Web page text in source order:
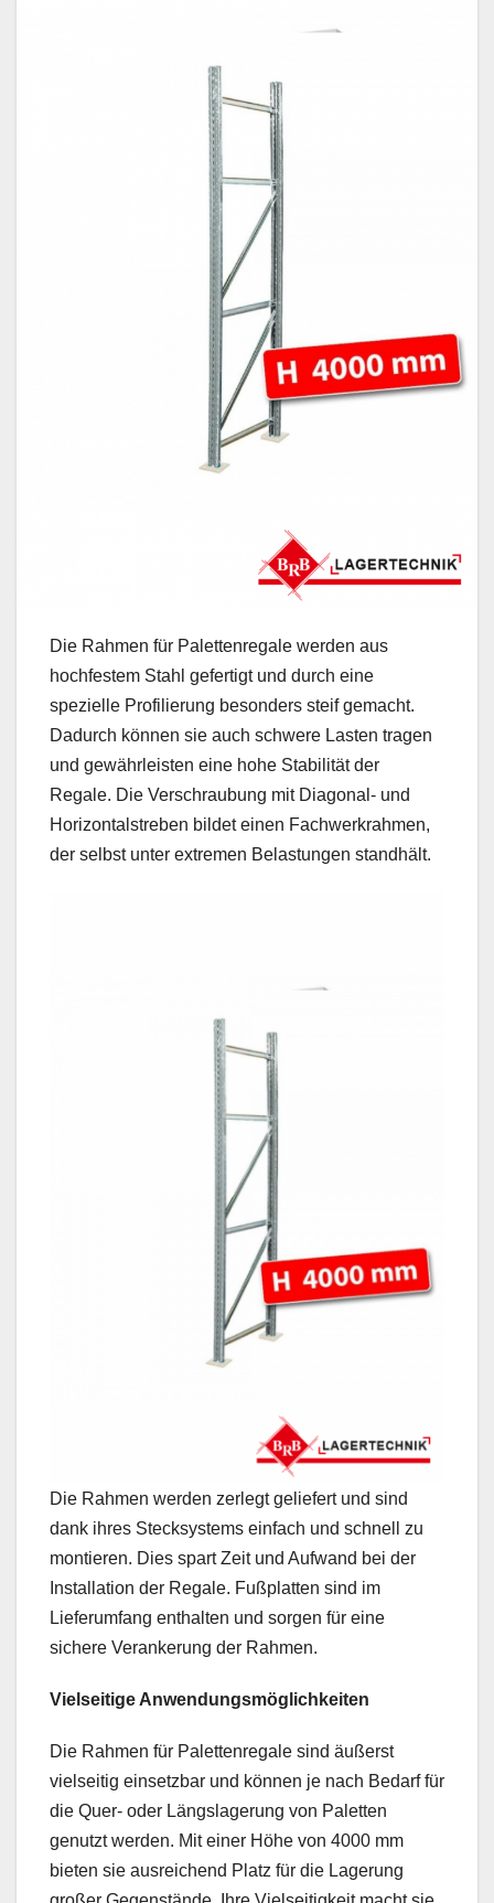
Die Rahmen für Palettenregale werden aus
hochfestem Stahl gefertigt und durch eine
spezielle Profilierung besonders steif gemacht.
Dadurch können sie auch schwere Lasten tragen
und gewährleisten eine hohe Stabilität der
Regale. Die Verschraubung mit Diagonal- und
Horizontalstreben bildet einen Fachwerkrahmen,
der selbst unter extremen Belastungen standhält.
Die Rahmen werden zerlegt geliefert und sind
dank ihres Stecksystems einfach und schnell zu
montieren. Dies spart Zeit und Aufwand bei der
Installation der Regale. Fußplatten sind im
Lieferumfang enthalten und sorgen für eine
sichere Verankerung der Rahmen.
Vielseitige Anwendungsmöglichkeiten
Die Rahmen für Palettenregale sind äußerst
vielseitig einsetzbar und können je nach Bedarf für
die Quer- oder Längslagerung von Paletten
genutzt werden. Mit einer Höhe von 4000 mm
bieten sie ausreichend Platz für die Lagerung